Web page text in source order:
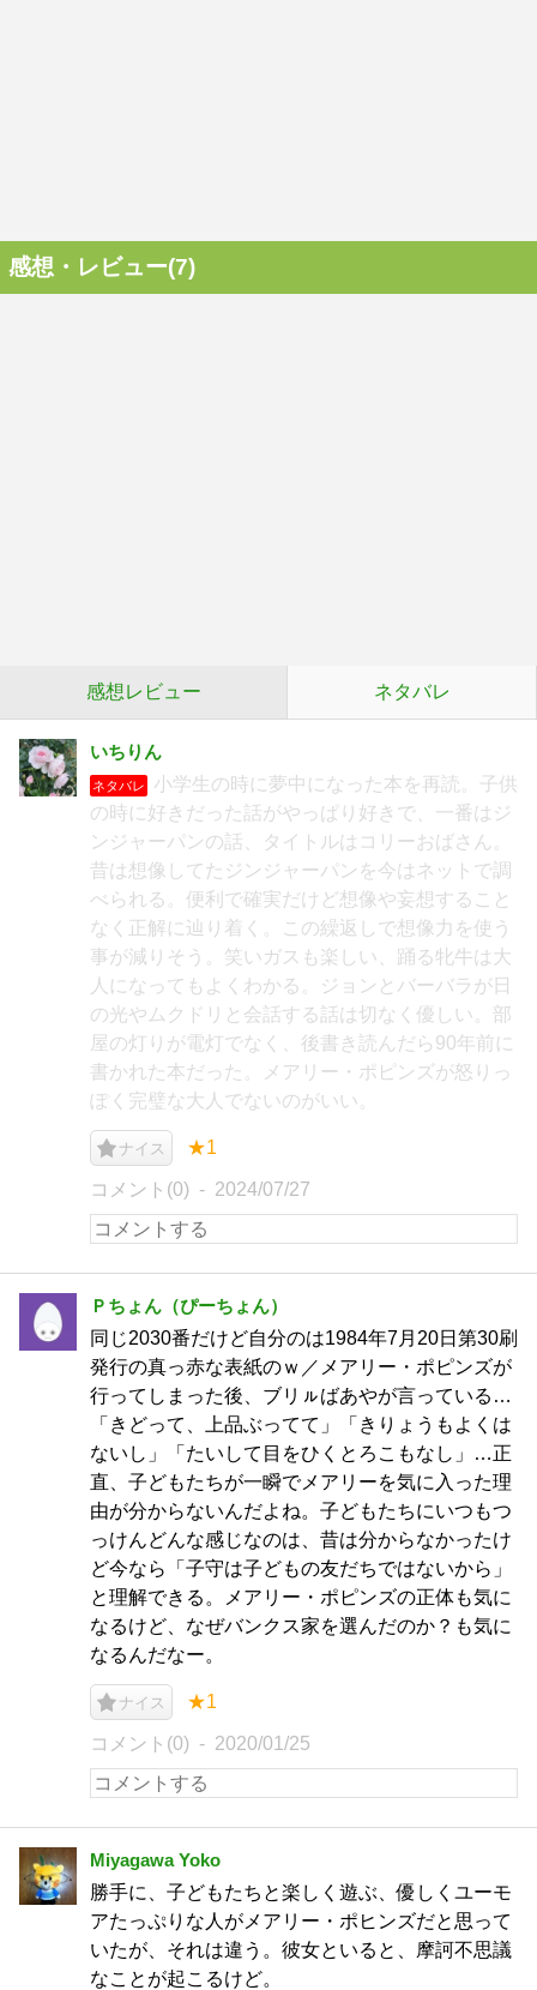
感想・レビュー(7)
感想レビュー ネタバレ
いちりん
ネタバレ
小学生の時に夢中になった本を再読。子供
の時に好きだった話がやっぱり好きで、一番はジ
ンジャーパンの話、タイトルはコリーおばさん。
昔は想像してたジンジャーパンを今はネットで調
べられる。便利で確実だけど想像や妄想すること
なく正解に辿り着く。この繰返しで想像力を使う
事が減りそう。笑いガスも楽しい、踊る牝牛は大
人になってもよくわかる。ジョンとバーバラが日
の光やムクドリと会話する話は切なく優しい。部
屋の灯りが電灯でなく、後書き読んだら90年前に
書かれた本だった。メアリー・ポピンズが怒りっ
ぽく完璧な大人でないのがいい。
ナイス ★1
コメント(0) 2024/07/27
Ｐちょん（ぴーちょん）
同じ2030番だけど自分のは1984年7月20日第30刷
発行の真っ赤な表紙のｗ／メアリー・ポピンズが
行ってしまった後、ブリㇽばあやが言っている…
「きどって、上品ぶってて」「きりょうもよくは
ないし」「たいして目をひくとろこもなし」…正
直、子どもたちが一瞬でメアリーを気に入った理
由が分からないんだよね。子どもたちにいつもつ
っけんどんな感じなのは、昔は分からなかったけ
ど今なら「子守は子どもの友だちではないから」
と理解できる。メアリー・ポピンズの正体も気に
なるけど、なぜバンクス家を選んだのか？も気に
なるんだなー。
ナイス ★1
コメント(0) 2020/01/25
Miyagawa Yoko
勝手に、子どもたちと楽しく遊ぶ、優しくユーモ
アたっぷりな人がメアリー・ポヒンズだと思って
いたが、それは違う。彼女といると、摩訶不思議
なことが起こるけど。